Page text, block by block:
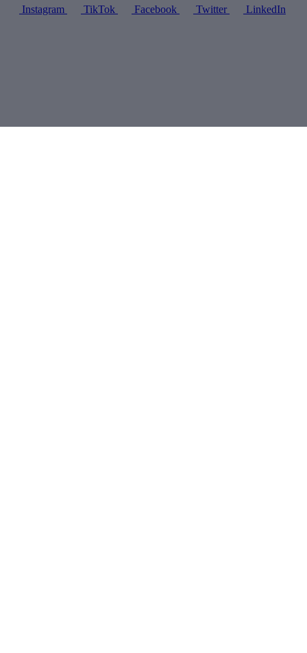
Instagram
TikTok Facebook Twitter LinkedIn